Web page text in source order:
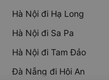
Hà Nội đi Hạ Long
Hà Nội đi Sa Pa
Hà Nội đi Tam Đảo
Đà Nẵng đi Hội An